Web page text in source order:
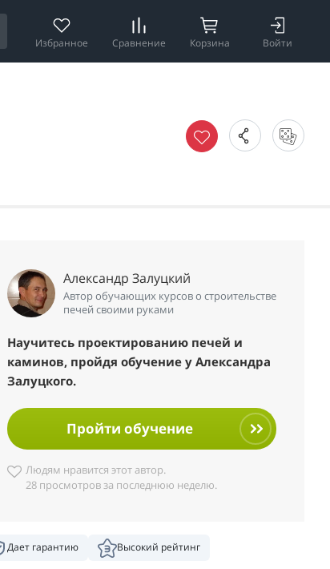
Избранное Сравнение Корзина Войти
Александр Залуцкий
Автор обучающих курсов о строительстве
печей своими руками
Научитесь проектированию печей и
каминов, пройдя обучение у Александра
Залуцкого.
Пройти обучение
Людям нравится этот автор.
28 просмотров за последнюю неделю.
Дает гарантию Высокий рейтинг